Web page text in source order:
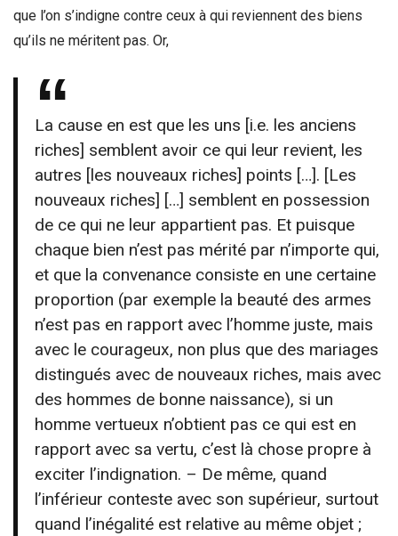
que l’on s’indigne contre ceux à qui reviennent des biens
qu’ils ne méritent pas. Or,
La cause en est que les uns [i.e. les anciens
riches] semblent avoir ce qui leur revient, les
autres [les nouveaux riches] points […]. [Les
nouveaux riches] […] semblent en possession
de ce qui ne leur appartient pas. Et puisque
chaque bien n’est pas mérité par n’importe qui,
et que la convenance consiste en une certaine
proportion (par exemple la beauté des armes
n’est pas en rapport avec l’homme juste, mais
avec le courageux, non plus que des mariages
distingués avec de nouveaux riches, mais avec
des hommes de bonne naissance), si un
homme vertueux n’obtient pas ce qui est en
rapport avec sa vertu, c’est là chose propre à
exciter l’indignation. – De même, quand
l’inférieur conteste avec son supérieur, surtout
quand l’inégalité est relative au même objet ;